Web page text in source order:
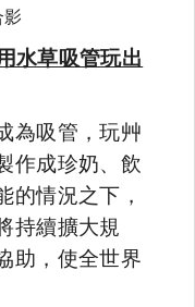
影
水草吸管玩出
為吸管，玩艸
作成珍奶、飲
的情況之下，
持續擴大規
助，使全世界